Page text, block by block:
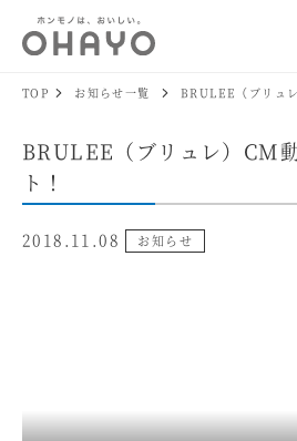
TOP お知らせ一覧 BRULEE（ブリュ
BRULEE（ブリュレ）CM
ト！
2018.11.08 お知らせ